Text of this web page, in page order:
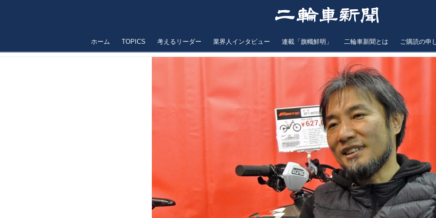
ホーム TOPICS 考えるリーダー 業界人インタビュー 連載「旗幟鮮明」 二輪車新聞とは ご購読の申